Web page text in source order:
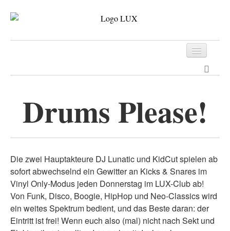
Archiv
Kontakt
Drums Please!
Die zwei Hauptakteure DJ Lunatic und KidCut spielen ab
sofort abwechselnd ein Gewitter an Kicks & Snares im
Vinyl Only-Modus jeden Donnerstag im LUX-Club ab!
Von Funk, Disco, Boogie, HipHop und Neo-Classics wird
ein weites Spektrum bedient, und das Beste daran: der
Eintritt ist frei! Wenn euch also (mal) nicht nach Sekt und